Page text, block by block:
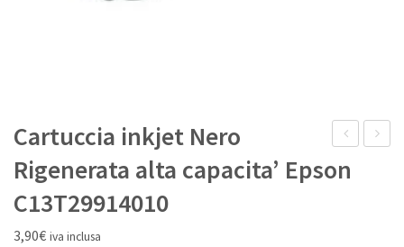
Nero
Cartuccia inkjet Nero
Rigenerata alta capacita’ Epson
C13T29914010
3,90€ iva inclusa